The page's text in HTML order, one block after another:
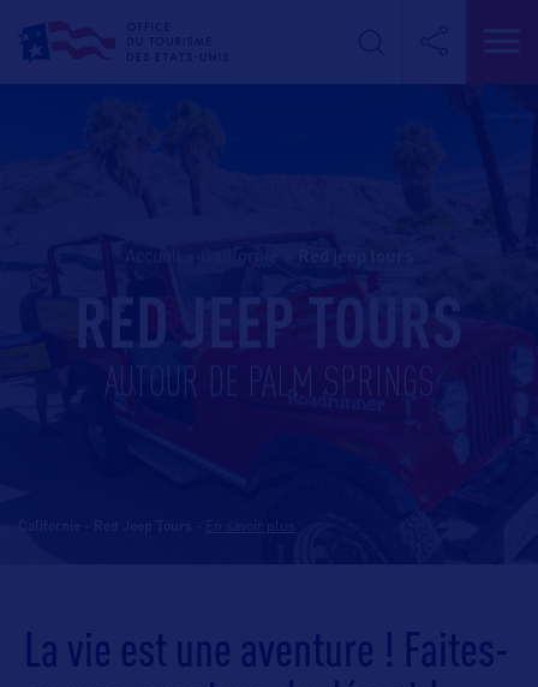
RED JEEP TOURS
AUTOUR DE PALM SPRINGS
La vie est une aventure ! Faites-